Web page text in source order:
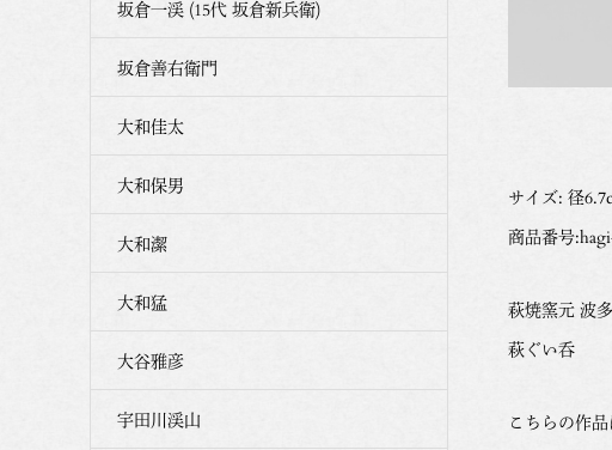
サイズ: 径
商品番号
萩焼窯元 波
萩ぐい呑
こちらの作
坂倉一渓 (15代 坂倉新兵衛)
坂倉善右衛門
大和佳太
大和保男
大和潔
大和猛
大谷雅彦
宇田川渓山